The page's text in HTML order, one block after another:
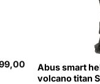
Abus smart
volcano titan